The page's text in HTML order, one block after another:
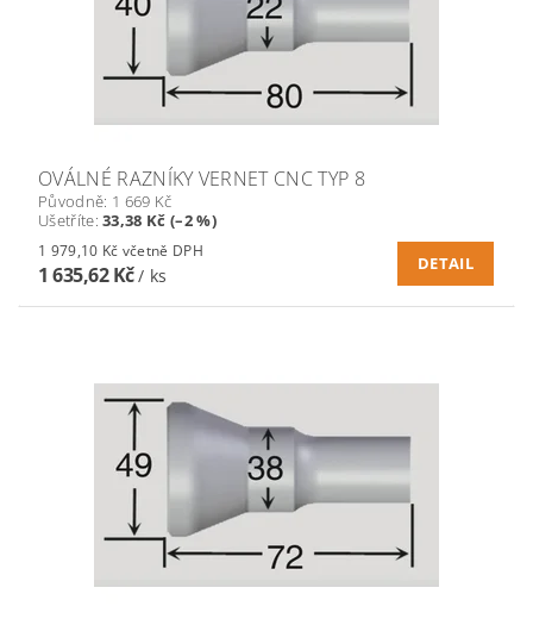
OVÁLNÉ RAZNÍKY VERNET CNC TYP 8
Původně: 1 669 Kč
Ušetříte:33,38 Kč (–2 %)
1 979,10 Kč včetně DPH
1 635,62 Kč/ ks
DETAIL